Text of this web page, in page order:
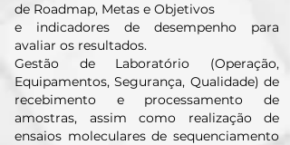
de Roadmap, Metas e Objetivos
e indicadores de desempenho para
avaliar os resultados.
Gestão de Laboratório (Operação,
Equipamentos, Segurança, Qualidade) de
recebimento e processamento de
amostras, assim como realização de
ensaios moleculares de sequenciamento